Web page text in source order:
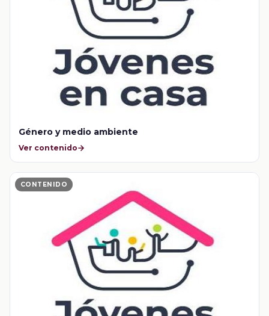
Género y medio ambiente
Ver contenido
CONTENIDO